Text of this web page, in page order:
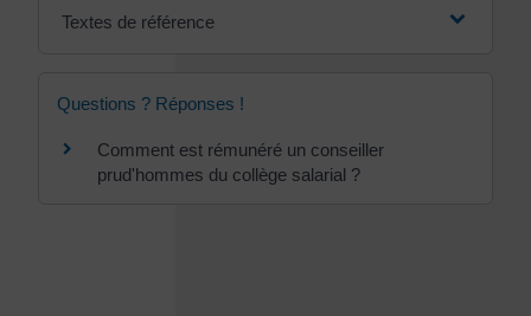
Textes de référence
Questions ? Réponses !
Comment est rémunéré un conseiller
prud'hommes du collège salarial ?